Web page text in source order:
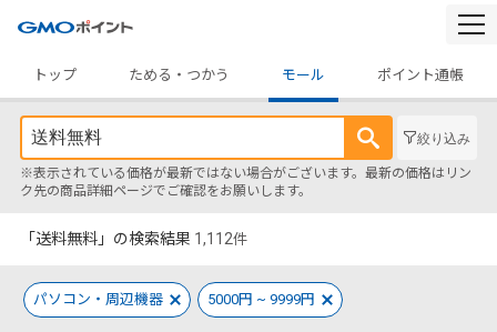
トップ
ためる・つかう モール ポイント通帳
絞り込み
※表示されている価格が最新ではない場合がございます。最新の価格はリン
ク先の商品詳細ページでご確認をお願いします。
「送料無料」の検索結果 1,112件
パソコン・周辺機器 5000円 ~ 9999円